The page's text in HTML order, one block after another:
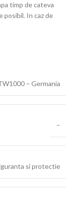
timp de cateva
In caz de
– Germania
–
si protectie